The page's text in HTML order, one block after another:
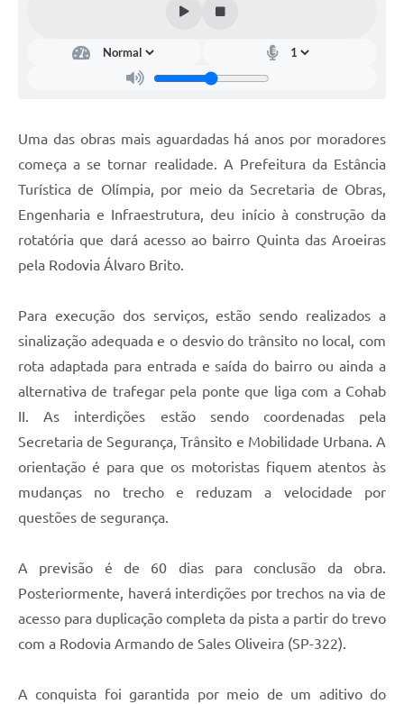
Uma das obras mais aguardadas há anos por moradores
começa a se tornar realidade. A Prefeitura da Estância
Turística de Olímpia, por meio da Secretaria de Obras,
Engenharia e Infraestrutura, deu início à construção da
rotatória que dará acesso ao bairro Quinta das Aroeiras
pela Rodovia Álvaro Brito.
Para execução dos serviços, estão sendo realizados a
sinalização adequada e o desvio do trânsito no local, com
rota adaptada para entrada e saída do bairro ou ainda a
alternativa de trafegar pela ponte que liga com a Cohab
II. As interdições estão sendo coordenadas pela
Secretaria de Segurança, Trânsito e Mobilidade Urbana. A
orientação é para que os motoristas fiquem atentos às
mudanças no trecho e reduzam a velocidade por
questões de segurança.
A previsão é de 60 dias para conclusão da obra.
Posteriormente, haverá interdições por trechos na via de
acesso para duplicação completa da pista a partir do trevo
com a Rodovia Armando de Sales Oliveira (SP-322).
A conquista foi garantida por meio de um aditivo do